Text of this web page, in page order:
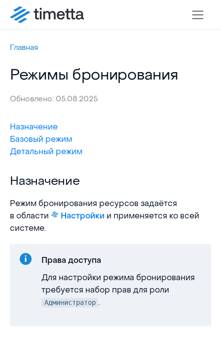
Главная
Режимы бронирования
Обновлено: 05.08.2025
Назначение
Базовый режим
Детальный режим
Назначение
Назначение
Режим бронирования ресурсов задаётся
в области
Настройки и применяется ко всей
системе.
Права доступа
Для настройки режима бронирования
требуется набор прав для роли
Администратор .